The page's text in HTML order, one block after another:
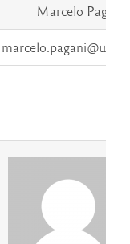
Marcelo Pagani